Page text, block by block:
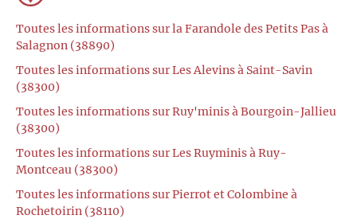
Toutes les informations sur la Farandole des Petits Pas à
Salagnon (38890)
Toutes les informations sur Les Alevins à Saint-Savin
(38300)
Toutes les informations sur Ruy'minis à Bourgoin-Jallieu
(38300)
Toutes les informations sur Les Ruyminis à Ruy-
Montceau (38300)
Toutes les informations sur Pierrot et Colombine à
Rochetoirin (38110)